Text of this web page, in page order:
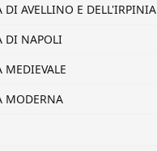
DI AVELLINO E DELL'IRPINIA
DI NAPOLI
MEDIEVALE
MODERNA